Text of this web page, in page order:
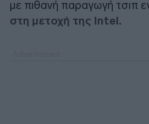
με πιθανή παραγωγή τσιπ
στη μετοχή της Intel.